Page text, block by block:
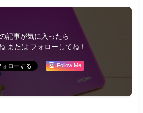
記事が気に入ったら
または フォローしてね！
Follow Me